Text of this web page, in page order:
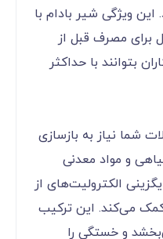
ویژگی شیر بادام با
برای مصرف قبل از
بتوانند با حداکثر
نیاز به بازسازی
و مواد معدنی
الکترولیت‌های از
می‌کند. این ترکیب
و خستگی را